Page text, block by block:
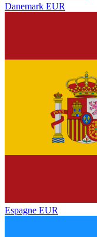
Danemark EUR
Espagne EUR